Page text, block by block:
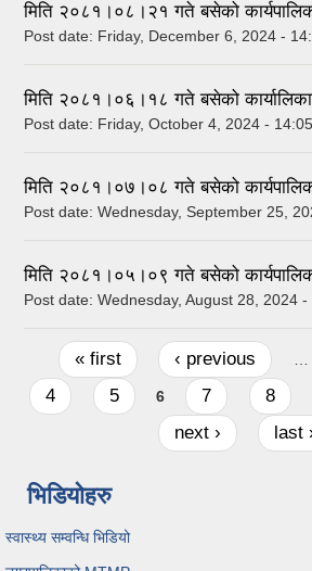
मिति २०८१।०८।२१ गते बसेको
Post date: Friday, December 6, 2024 -
मिति २०८१।०६।१८ गते बसेको
Post date: Friday, October 4, 2024 - 14:05
मिति २०८१।०७।०८ गते बसेको
Post date: Wednesday, September 25,
मिति २०८१।०५।०९ गते बसेको
Post date: Wednesday, August 28, 2024 -
Pages
« first ‹ previous
4
5 6 7 8
next › last
भिडियोहरु
स्वास्थ्य सम्वन्धि भिडियो